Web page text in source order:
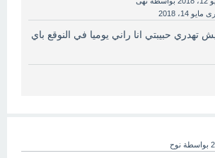
مايو 14، 2018
تهدري حبيبتي انا راني يوميا في النوقع باي
بواسطة نوح